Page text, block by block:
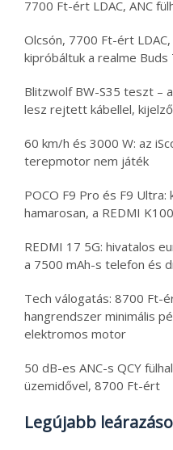
7700 Ft-ért LDAC, ANC
Olcsón, 7700 Ft-ért
kipróbáltuk a realme
Blitzwolf BW-S35 teszt –
lesz rejtett kábellel,
60 km/h és 3000 W: az
terepmotor nem játék
POCO F9 Pro és F9
hamarosan, a REDMI
REDMI 17 5G: hivatalos
a 7500 mAh-s telefon és
Tech válogatás: 8700 Ft-
hangrendszer minimális
elektromos motor
50 dB-es ANC-s QCY
üzemidővel, 8700 Ft-ért
Legújabb